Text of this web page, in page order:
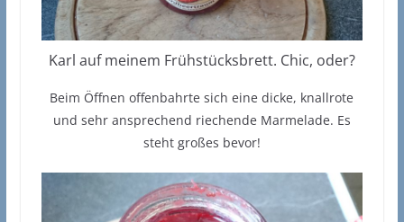
Karl auf meinem Frühstücksbrett. Chic, oder?
Beim Öffnen offenbahrte sich eine dicke, knallrote
und sehr ansprechend riechende Marmelade. Es
steht großes bevor!